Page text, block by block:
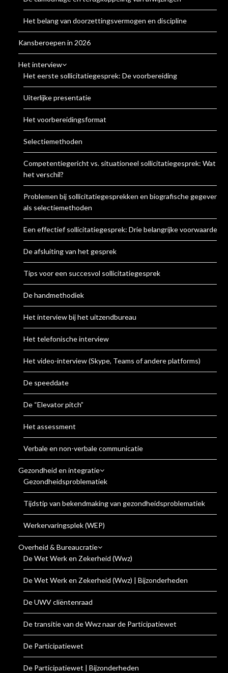
Het belang van doorzettingsvermogen en discipline
Kansberoepen in 2026
Het interview
Het eerste sollicitatiegesprek: De voorbereiding
Uiterlijke presentatie
Het voorbereidingsformat
Selectiemethoden
Competentiegericht vs. situationeel sollicitatiegesprek: Wat is
het verschil?
Problemen bij sollicitatiegesprekken en biografische gegevens
als selectiemethoden
Een effectief sollicitatiegesprek: Drie belangrijke voorwaarden
De afsluiting van het gesprek
Tips voor een succesvol sollicitatiegesprek
De handmethodiek
Het interview bij het uitzendbureau
Het telefonische interview
Het video-interview (Skype, Teams of andere platforms)
De speeddate
De “Elevator pitch”
Het assessment
Verbale en non-verbale communicatie
Gezondheid en integratie
Gezondheidsproblematiek
Tijdstip van bekendmaking van gezondheidsproblematiek
Werkervaringsplek (WEP)
Overheid & Bureaucratie
De Wet Werk en Zekerheid (Wwz)
De Wet Werk en Zekerheid (Wwz) | Bijzonderheden
De UWV cliëntenraad
De transitie van de Wwz naar de Participatiewet
De Participatiewet
De Participatiewet | Bijzonderheden